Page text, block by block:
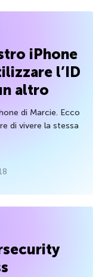
iPhone
l’ID
altro
di Marcie. Ecco
di vivere la stessa